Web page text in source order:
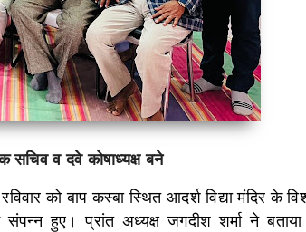
सचिव व दवे कोषाध्यक्ष बने
को बाप कस्बा स्थित आदर्श विद्या मंदिर के
संपन्न हुए। प्रांत अध्यक्ष जगदीश शर्मा ने